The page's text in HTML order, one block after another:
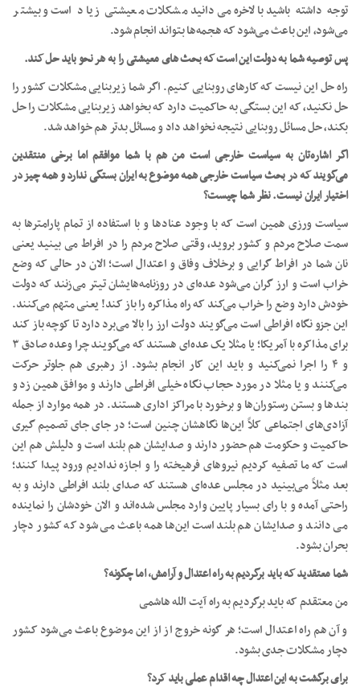
توجه داشته باشید بالاخره می‌دانید مشکلات معیشتی زیاد است و بیشتر
می‌شود، این باعث می‌شود که هجمه‌ها بتواند انجام شود.
پس توصیه شما به دولت این است که بحث های معیشتی را به هر نحو باید حل کند.
راه حل این نیست که کارهای روبنایی کنیم. اگر شما زیربنایی مشکلات کشور را
حل نکنید، که این بستگی به حاکمیت دارد که بخواهد زیربنایی مشکلات را حل
بکند، حل مسائل روبنایی نتیجه نخواهد داد و مسائل بدتر هم خواهد شد.
اگر اشاره‌تان به سیاست خارجی است من هم با شما موافقم اما برخی منتقدین
می‌گویند که در بحث سیاست خارجی همه موضوع به ایران بستگی ندارد و همه چیز در
اختیار ایران نیست. نظر شما چیست؟
سیاست ورزی همین است که با وجود عنادها و با استفاده از تمام پارامترها به
سمت صلاح مردم و کشور بروید، وقتی صلاح مردم را در افراط می بینید یعنی
نان شما در افراط گرایی و برخلاف وفاق و اعتدال است؛ الان در حالی که وضع
خراب است و ارز گران می‌شود عده‌ای در روزنامه‌هایشان تیتر می‌زنند که دولت
خودش دارد وضع را خراب می‌کند که راه مذاکره را باز کند! یعنی متهم می‌کنند.
این جزو نگاه افراطی است می‌گویند دولت ارز را بالا می‌برد دارد تا کوچه باز ‌کند
برای مذاکره با آمریکا؛ یا مثلا یک عده‌ای هستند که می‌گویند چرا وعده صادق ۳
و ۴ را اجرا نمی‌کنید و باید این کار انجام بشود. از رهبری هم جلوتر حرکت
می‌کنند و یا مثلا در مورد حجاب نگاه خیلی افراطی دارند و موافق همین زد و
بندها و بستن رستوران‌ها و برخورد با مراکز اداری هستند. در همه موارد از جمله
آزادی‌های اجتماعی کلاً این‌ها نگاهشان چنین است؛ در جای جای تصمیم گیری
حاکمیت و حکومت هم حضور دارند و صدایشان هم بلند است و دلیلش هم این
است که ما تصفیه کردیم نیروهای فرهیخته را و اجازه ندادیم ورود پیدا کنند؛
بعد مثلاً می‌بینید در مجلس عده‌ای هستند که صدای بلند افراطی دارند و به
راحتی آمده و با رای بسیار پایین وارد مجلس شده‌اند و الان خودشان را نماینده
می دانند و صدایشان هم بلند است این‌ها همه باعث می شود که کشور دچار
بحران بشود.
شما معتقدید که باید برگردیم به راه اعتدال و آرامش، اما چگونه؟
من معتقدم که باید برگردیم به راه آیت الله هاشمی
و آن هم راه اعتدال است؛ هر گونه خروج از از این موضوع باعث می‌شود کشور
دچار مشکلات جدی بشود.
برای برگشت به این اعتدال چه اقدام عملی باید کرد؟